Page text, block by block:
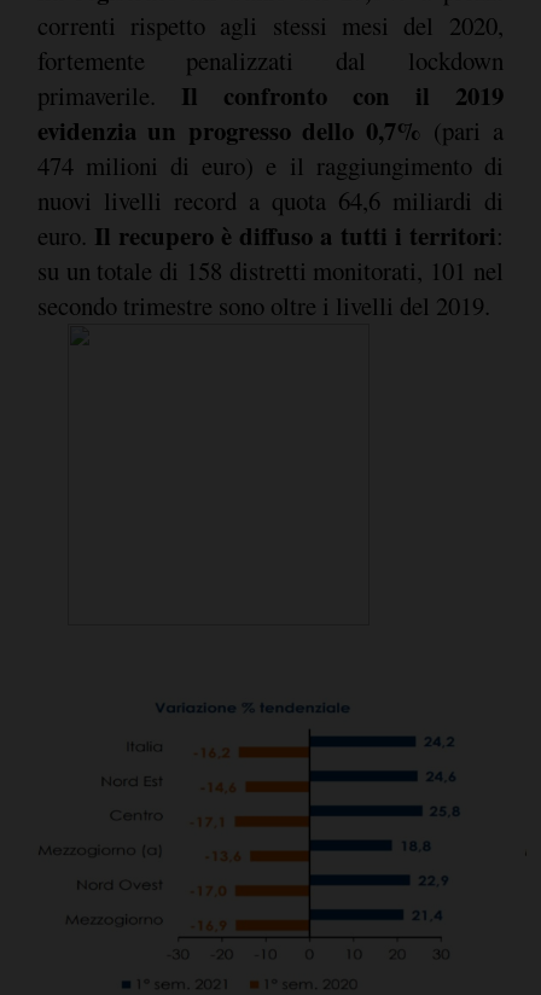
correnti rispetto agli stessi mesi del 2020,
fortemente penalizzati dal lockdown
primaverile. Il confronto con il 2019
evidenzia un progresso dello 0,7% (pari a
474 milioni di euro) e il raggiungimento di
nuovi livelli record a quota 64,6 miliardi di
euro. Il recupero è diffuso a tutti i territori:
su un totale di 158 distretti monitorati, 101 nel
secondo trimestre sono oltre i livelli del 2019.